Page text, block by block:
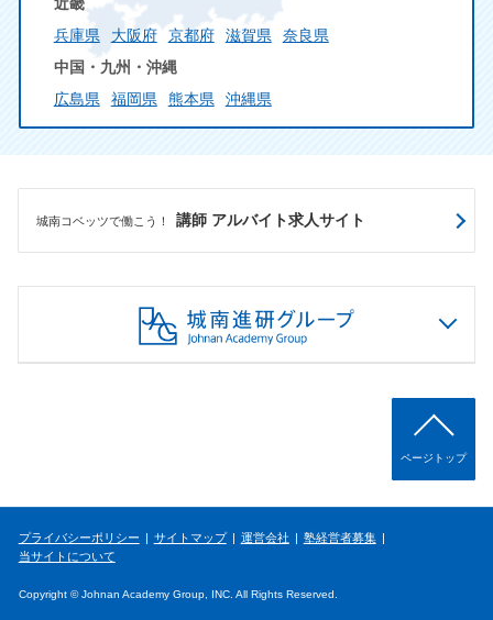
兵庫県
大阪府 京都府 滋賀県
奈良県
中国・九州・沖縄
広島県
福岡県 熊本県 沖縄県
城南コベッツで働こう！ 講師 アルバイト求人サイト
ページトップ
プライバシーポリシー サイトマップ 運営会社
塾経営者募集
当サイトについて
Copyright © Johnan Academy Group, INC. All Rights Reserved.